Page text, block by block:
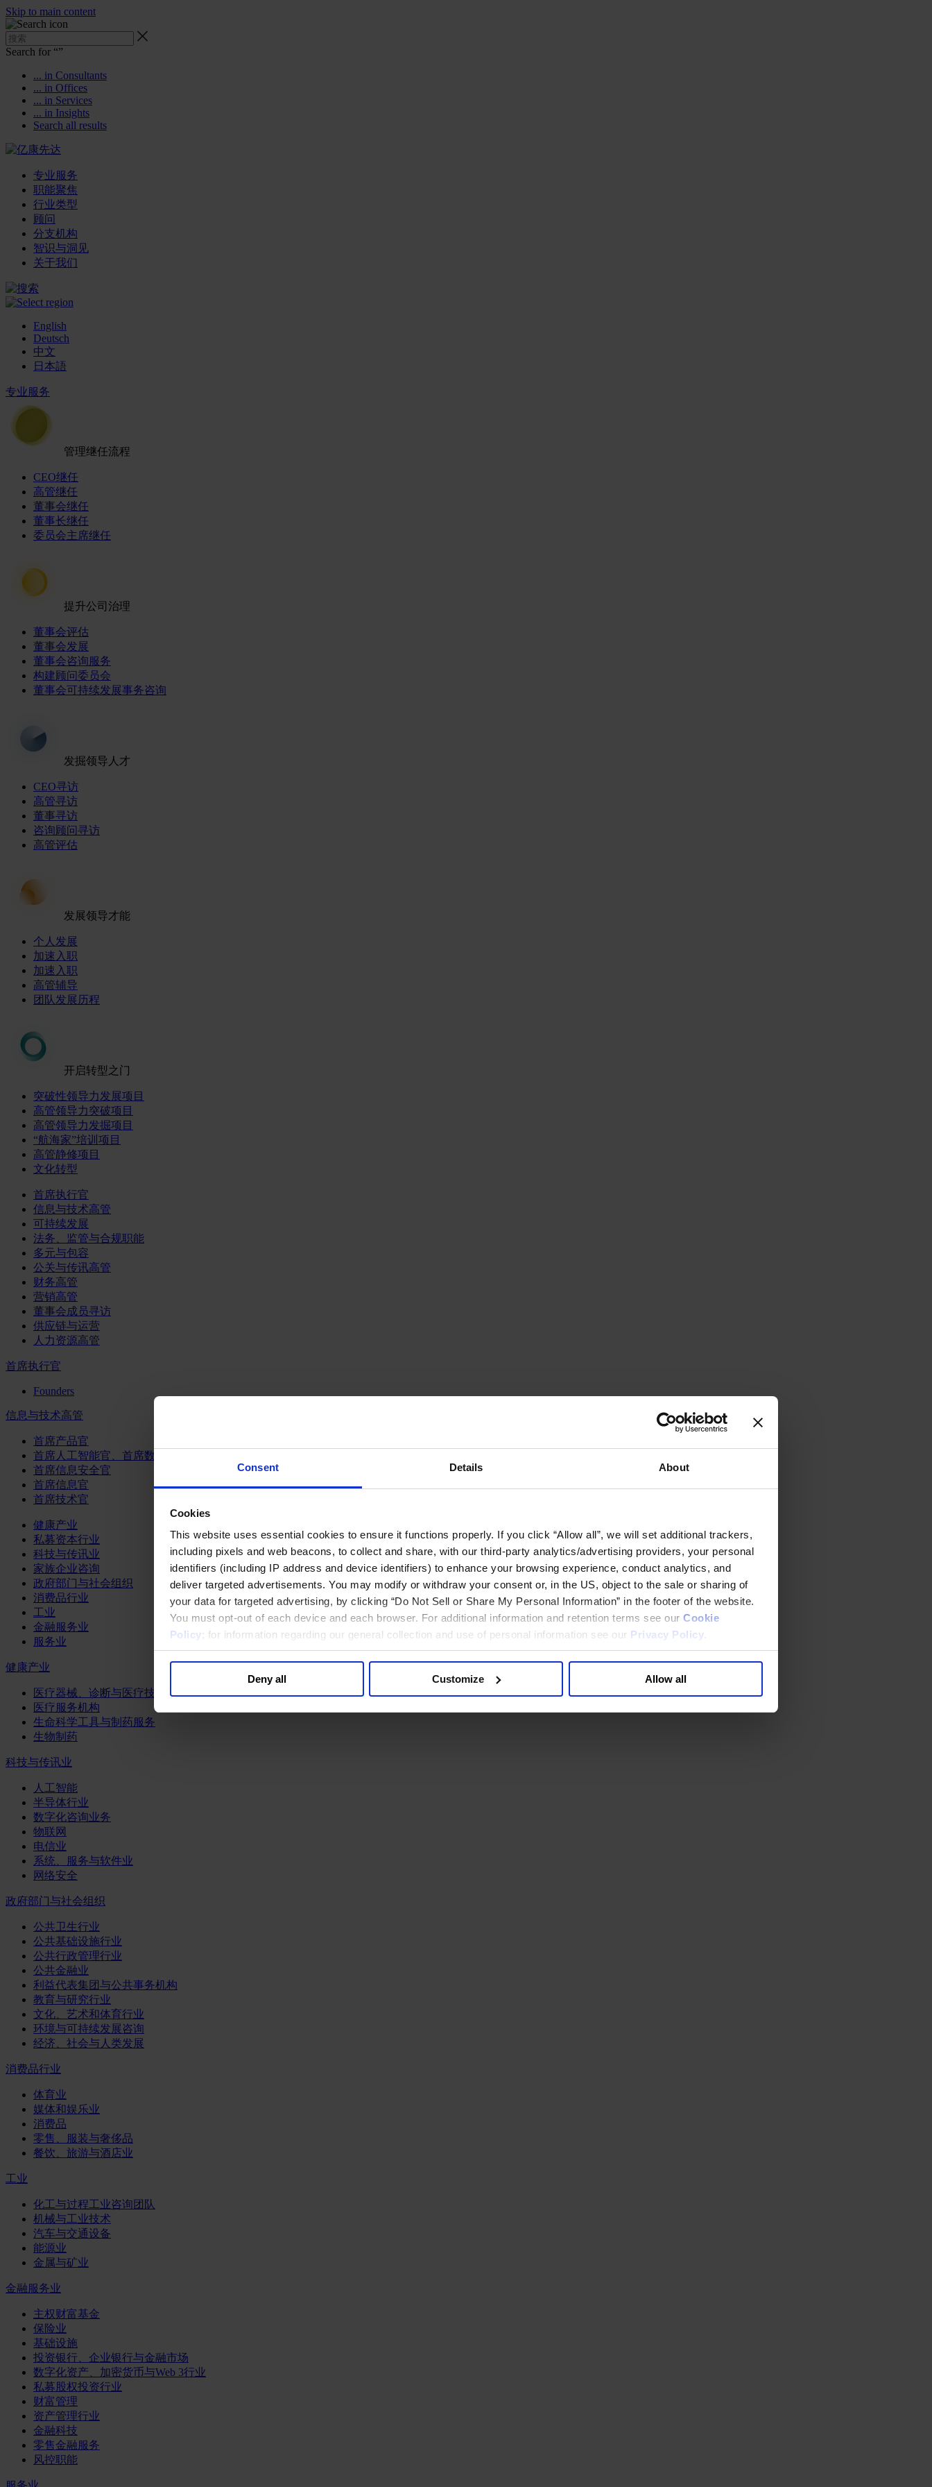
Consent Details About
Cookies
This website uses essential cookies to ensure it functions properly. If you click “Allow all”, we will set additional trackers,
including pixels and web beacons, to collect and share, with our third-party analytics/advertising providers, your personal
identifiers (including IP address and device identifiers) to enhance your browsing experience, conduct analytics, and
deliver targeted advertisements. You may modify or withdraw your consent or, in the US, object to the sale or sharing of
your data for targeted advertising, by clicking “Do Not Sell or Share My Personal Information” in the footer of the website.
You must opt-out of each device and each browser. For additional information and retention terms see our Cookie
Policy; for information regarding our general collection and use of personal information see our Privacy Policy
Deny all Customize Allow all
Skip to main content
Search for “”
... in Consultants
... in Offices
... in Services
... in Insights
Search all results
专业服务
职能聚焦
行业类型
顾问
分支机构
智识与洞见
关于我们
English
Deutsch
中文
日本語
专业服务
管理继任流程
CEO继任
高管继任
董事会继任
董事长继任
委员会主席继任
提升公司治理
董事会评估
董事会发展
董事会咨询服务
构建顾问委员会
董事会可持续发展事务咨询
发掘领导人才
CEO寻访
高管寻访
董事寻访
咨询顾问寻访
高管评估
发展领导才能
个人发展
加速入职
加速入职
高管辅导
团队发展历程
开启转型之门
突破性领导力发展项目
高管领导力突破项目
高管领导力发掘项目
“航海家”培训项目
高管静修项目
文化转型
首席执行官
信息与技术高管
可持续发展
法务、监管与合规职能
多元与包容
公关与传讯高管
财务高管
营销高管
董事会成员寻访
供应链与运营
人力资源高管
首席执行官
Founders
信息与技术高管
首席产品官
首席人工智能官、首席数据官和首席数据解析官
首席信息安全官
首席信息官
首席技术官
健康产业
私募资本行业
科技与传讯业
家族企业咨询
政府部门与社会组织
消费品行业
工业
金融服务业
服务业
健康产业
医疗器械、诊断与医疗技术
医疗服务机构
生命科学工具与制药服务
生物制药
科技与传讯业
人工智能
半导体行业
数字化咨询业务
物联网
电信业
系统、服务与软件业
网络安全
政府部门与社会组织
公共卫生行业
公共基础设施行业
公共行政管理行业
公共金融业
利益代表集团与公共事务机构
教育与研究行业
文化、艺术和体育行业
环境与可持续发展咨询
经济、社会与人类发展
消费品行业
体育业
媒体和娱乐业
消费品
零售、服装与奢侈品
餐饮、旅游与酒店业
工业
化工与过程工业咨询团队
机械与工业技术
汽车与交通设备
能源业
金属与矿业
金融服务业
主权财富基金
保险业
基础设施
投资银行、企业银行与金融市场
数字化资产、加密货币与Web 3行业
私募股权投资行业
财富管理
资产管理行业
金融科技
零售金融服务
风控职能